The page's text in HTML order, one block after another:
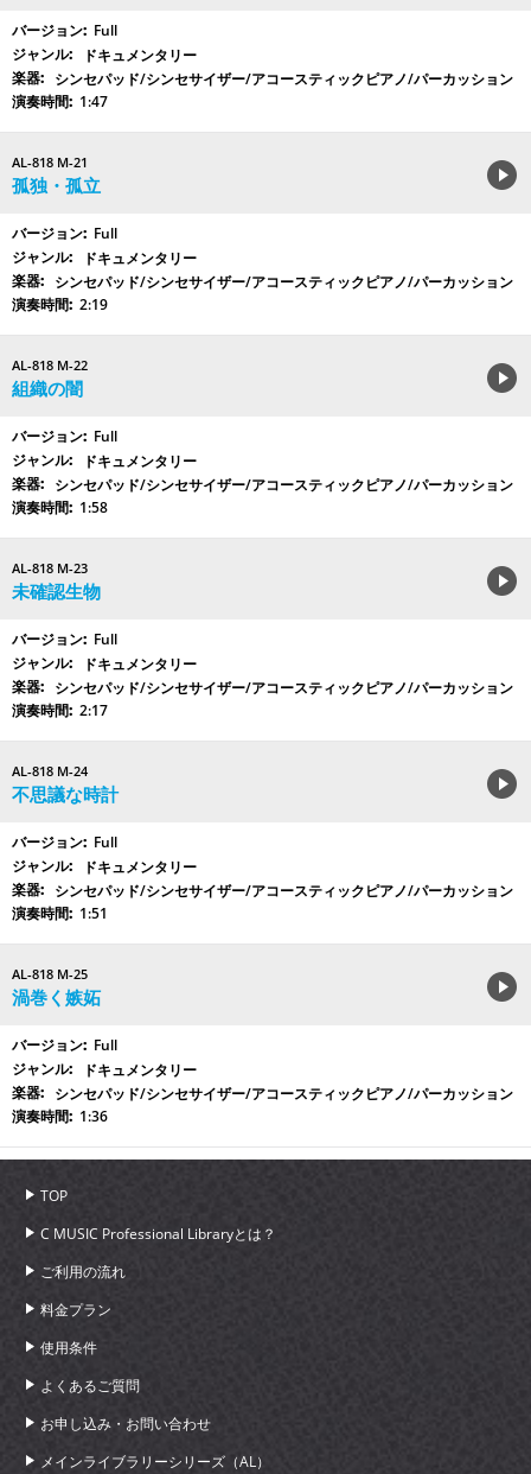
Full
ドキュメンタリー
シンセパッド/シンセサイザー/アコースティックピアノ/パーカッション
1:47
AL-818 M-21
孤独・孤立
Full
ドキュメンタリー
シンセパッド/シンセサイザー/アコースティックピアノ/パーカッション
2:19
AL-818 M-22
組織の闇
Full
ドキュメンタリー
シンセパッド/シンセサイザー/アコースティックピアノ/パーカッション
1:58
AL-818 M-23
未確認生物
Full
ドキュメンタリー
シンセパッド/シンセサイザー/アコースティックピアノ/パーカッション
2:17
AL-818 M-24
不思議な時計
Full
ドキュメンタリー
シンセパッド/シンセサイザー/アコースティックピアノ/パーカッション
1:51
AL-818 M-25
渦巻く嫉妬
Full
ドキュメンタリー
シンセパッド/シンセサイザー/アコースティックピアノ/パーカッション
1:36
TOP
C MUSIC Professional Libraryとは？
ご利用の流れ
料金プラン
使用条件
よくあるご質問
お申し込み・お問い合わせ
メインライブラリーシリーズ（AL）